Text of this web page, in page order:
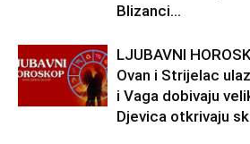
Blizanci...
LJUBAVNI
Ovan i Strijelac
i Vaga dobivaju
Djevica otkrivaju